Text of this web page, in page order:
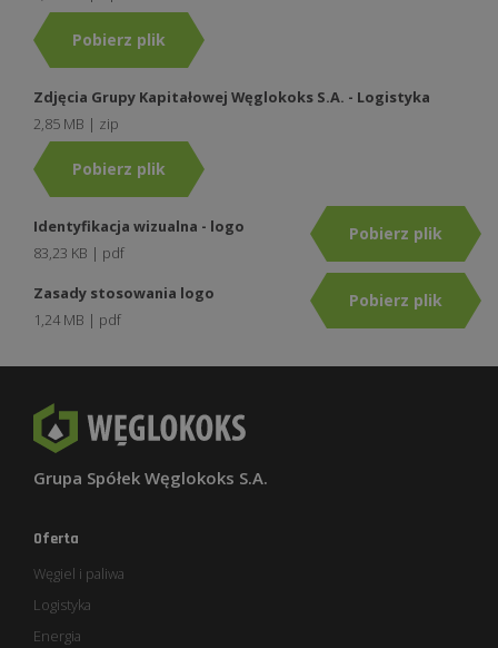
Pobierz plik
Zdjęcia Grupy Kapitałowej Węglokoks S.A. - Logistyka
2,85 MB | zip
Pobierz plik
Identyfikacja wizualna - logo
83,23 KB | pdf
Pobierz plik
Zasady stosowania logo
1,24 MB | pdf
Pobierz plik
Grupa Spółek Węglokoks S.A.
Oferta
Węgiel i paliwa
Logistyka
Energia